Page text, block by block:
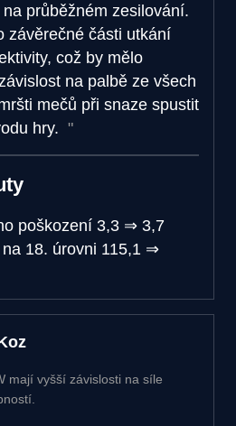
průběžném zesilování.
závěrečné části utkání
což by mělo
na palbě ze všech
mečů při snaze spustit
hry.
poškození 3,3 ⇒ 3,7
18. úrovni 115,1 ⇒
mají vyšší závislosti na síle